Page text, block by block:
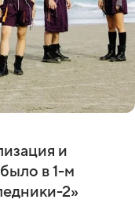
и
в 1-м
2»